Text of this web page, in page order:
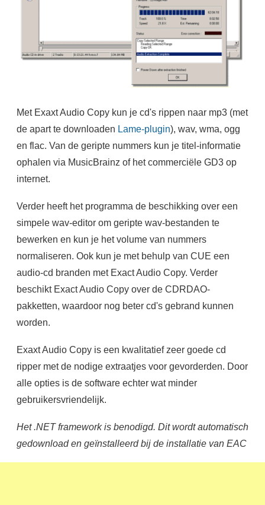
Met Exaxt Audio Copy kun je cd's rippen naar mp3 (met
de apart te downloaden Lame-plugin), wav, wma, ogg
en flac. Van de geripte nummers kun je titel-informatie
ophalen via MusicBrainz of het commerciële GD3 op
internet.
Verder heeft het programma de beschikking over een
simpele wav-editor om geripte wav-bestanden te
bewerken en kun je het volume van nummers
normaliseren. Ook kun je met behulp van CUE een
audio-cd branden met Exact Audio Copy. Verder
beschikt Exact Audio Copy over de CDRDAO-
pakketten, waardoor nog beter cd's gebrand kunnen
worden.
Exaxt Audio Copy is een kwalitatief zeer goede cd
ripper met de nodige extraatjes voor gevorderden. Door
alle opties is de software echter wat minder
gebruikersvriendelijk.
Het .NET framework is benodigd. Dit wordt automatisch
gedownload en geïnstalleerd bij de installatie van EAC